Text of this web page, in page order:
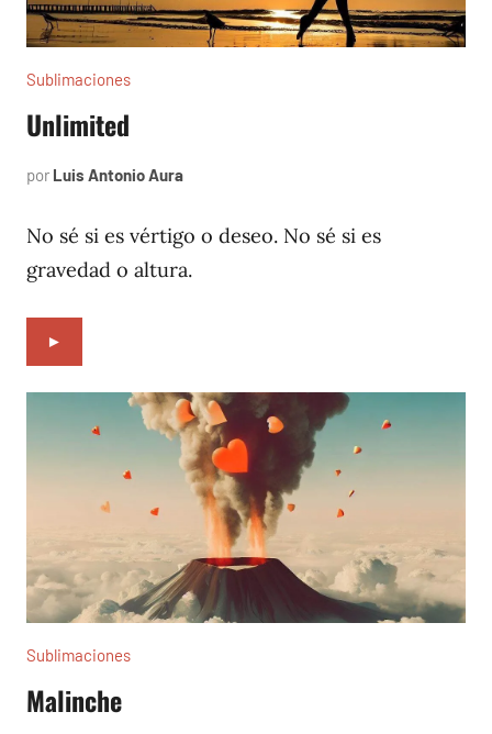
Sublimaciones
Unlimited
por Luis Antonio Aura
2023
No sé si es vértigo o deseo. No sé si es
gravedad o altura.
►
Sublimaciones
Malinche